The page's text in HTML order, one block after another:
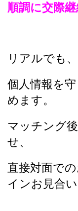
順調に交際
リアルでも
個人情報を
めます。
マッチング
せ、
直接対面で
インお見合